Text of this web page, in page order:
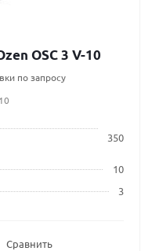
OSC 3 V-10
по запросу
350
10
3
Сравнить